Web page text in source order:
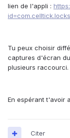
lien de l'appli :
Tu peux choisir
captures d'écran
plusieurs raccourci.
En espérant t'avoir
Citer